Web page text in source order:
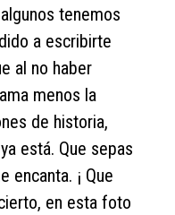
tenemos
a escribirte
al no haber
menos la
de historia,
está. Que sepas
encanta. ¡ Que
en esta foto